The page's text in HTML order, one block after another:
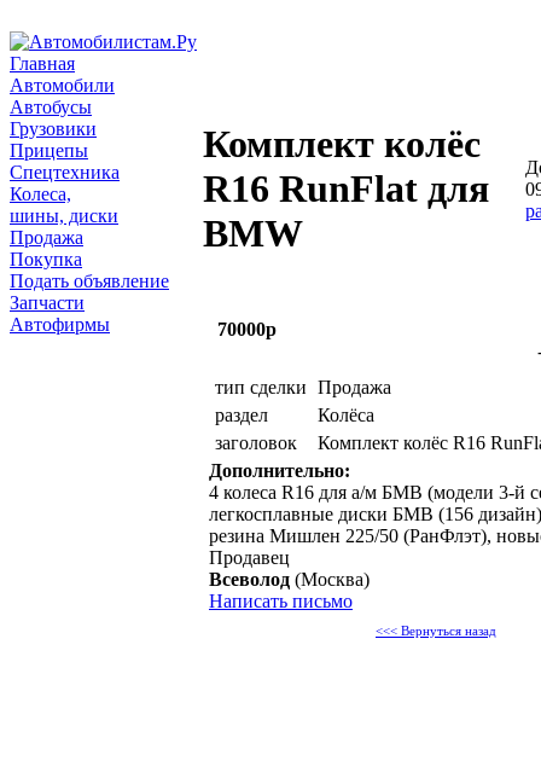
Главная
Автомобили
Автобусы
Грузовики
Прицепы
Спецтехника
Колеса,
шины, диски
Продажа
Покупка
Подать объявление
Запчасти
Автофирмы
Комплект колёс
R16 RunFlat для
BMW
70000р
тип сделки Продажа
раздел
Колёса
заголовок
Комплект колёс R16
Дополнительно:
4 колеса R16 для а/м БМВ (модели 3-й
легкосплавные диски БМВ (156
резина Мишлен 225/50 (РанФлэт),
Продавец
Всеволод (Москва)
Написать письмо
<<< Вернуться назад